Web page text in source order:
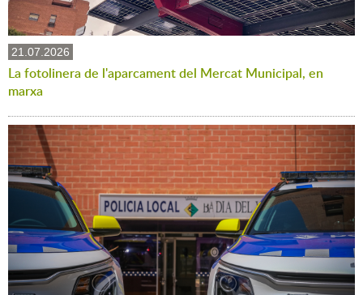
21.07.2026
La fotolinera de l'aparcament del Mercat Municipal, en
marxa